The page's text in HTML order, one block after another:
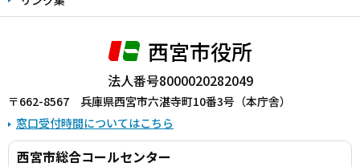
西宮市役所
法人番号8000020282049
〒662-8567 兵庫県西宮市六湛寺町10番3号（本庁舎）
窓口受付時間についてはこちら
西宮市総合コールセンター